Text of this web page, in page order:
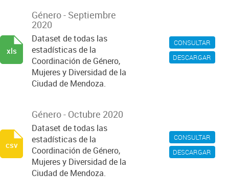
CONSULTAR
DESCARGAR
Género - Septiembre
2020
Dataset de todas las
estadísticas de la
Coordinación de Género,
Mujeres y Diversidad de la
Ciudad de Mendoza.
xls
CONSULTAR
DESCARGAR
Género - Octubre 2020
Dataset de todas las
estadísticas de la
Coordinación de Género,
Mujeres y Diversidad de la
Ciudad de Mendoza.
csv